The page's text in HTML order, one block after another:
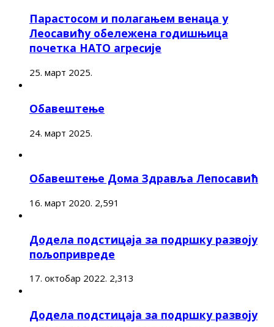
Парастосом и полагањем венаца у
Леосавићу обележена годишњица
почетка НАТО агресије
25. март 2025.
Обавештење
24. март 2025.
Обавештење Дома Здравља Лепосавић
16. март 2020. 2,591
Додела подстицаја за подршку развоју
пољопривреде
17. октобар 2022. 2,313
Додела подстицаја за подршку развоју